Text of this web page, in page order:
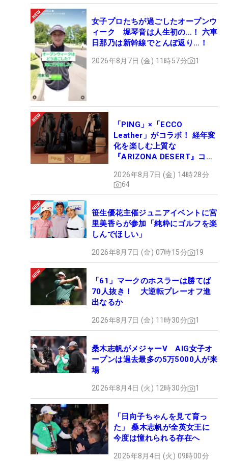
女子プロたちが過ごしたオープンウ
ィーク 堀琴音は人生初の…！ 六車
日那乃は新幹線でとんぼ返り…！
2026年8月7日 (金) 11時57分 1
「PING」×「ECCO
Leather」がコラボ！ 経年変
化を楽しむ上質な
『ARIZONA DESERT』コレ
ュー
2026年8月7日 (金) 14時28分
64
笹生優花主催ジュニアイベントに宮
里美香らが参加「純粋にゴルフを楽
しんでほしい」
2026年8月7日 (金) 07時15分 19
「61」マークのホスラーは勝てば
70人抜き！ 大逆転プレーオフ進
出なるか
2026年8月7日 (金) 11時30分 1
桑木志帆がメジャーV AIG女子オ
ープンは過去最多の5万5000人が来
場
2026年8月4日 (火) 12時30分 1
「日向子ちゃんを見て育っ
た」 桑木志帆が全英女王に
今度は憧れられる存在へ
2026年8月4日 (火) 09時00分